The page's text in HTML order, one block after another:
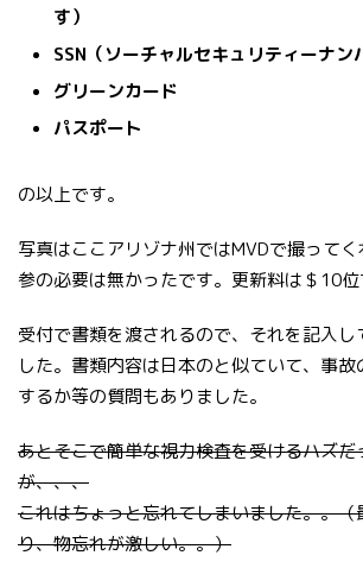
す）
SSN（ソーチャルセキュリティーナン
グリーンカード
パスポート
の以上です。
写真はここアリゾナ州ではMVDで撮って
参の必要は無かったです。更新料は＄10位
受付で書類を渡されるので、それを記入し
した。書類内容は日本のと似ていて、事
するか等の質問もありました。
あとそこで簡単な視力検査を受けるハズだ
が、、、
これはちょっと忘れてしまいました。。（
り、物忘れが激しい。。）